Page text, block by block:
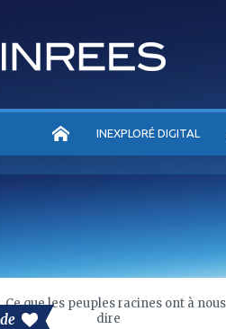
ACCUEILINEXPLORÉ DIGITAL